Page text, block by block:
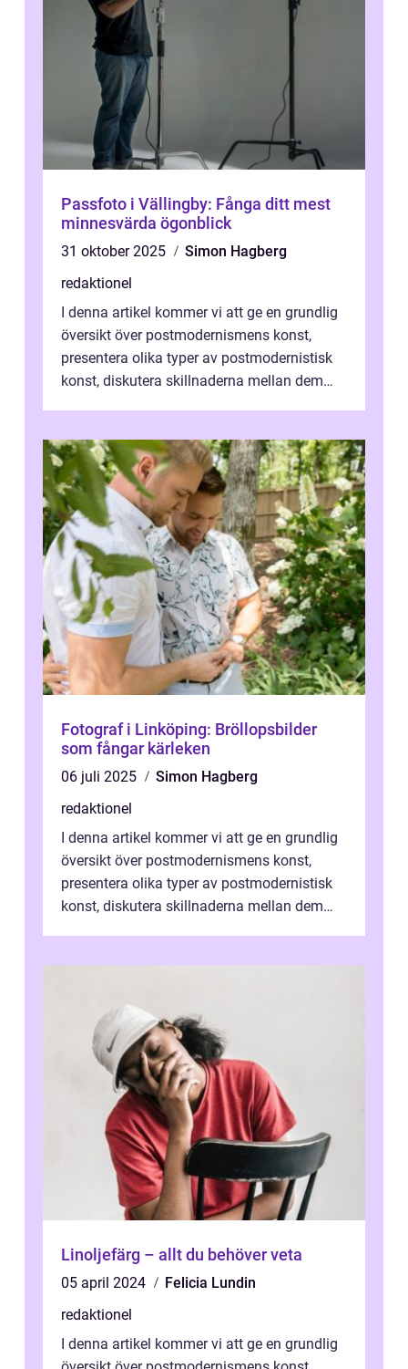
Passfoto i Vällingby: Fånga ditt mest
minnesvärda ögonblick
31 oktober 2025
Simon Hagberg
redaktionel
I denna artikel kommer vi att ge en grundlig
översikt över postmodernismens konst,
presentera olika typer av postmodernistisk
konst, diskutera skillnaderna mellan dem
Fotograf i Linköping: Bröllopsbilder
som fångar kärleken
06 juli 2025
Simon Hagberg
redaktionel
I denna artikel kommer vi att ge en grundlig
översikt över postmodernismens konst,
presentera olika typer av postmodernistisk
konst, diskutera skillnaderna mellan dem
Linoljefärg – allt du behöver veta
05 april 2024
Felicia Lundin
redaktionel
I denna artikel kommer vi att ge en grundlig